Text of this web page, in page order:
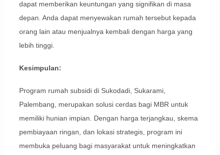
dapat memberikan keuntungan yang signifikan di masa
depan. Anda dapat menyewakan rumah tersebut kepada
orang lain atau menjualnya kembali dengan harga yang
lebih tinggi.
Kesimpulan:
Program rumah subsidi di Sukodadi, Sukarami,
Palembang, merupakan solusi cerdas bagi MBR untuk
memiliki hunian impian. Dengan harga terjangkau, skema
pembiayaan ringan, dan lokasi strategis, program ini
membuka peluang bagi masyarakat untuk meningkatkan